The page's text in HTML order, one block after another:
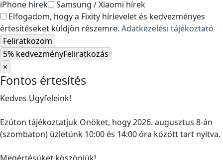
iPhone hírek
Samsung / Xiaomi hírek
Elfogadom, hogy a Fixity hírlevelet és kedvezményes
értesítéseket küldjön részemre. Adatkezelési tájékoztató
Feliratkozom
5% kedvezményFeliratkozás
×
Fontos értesítés
Kedves Ügyfeleink!
Ezúton tájékoztatjuk Önöket, hogy 2026. augusztus 8-án
(szombaton) üzletünk 10:00 és 14:00 óra között tart nyitva.